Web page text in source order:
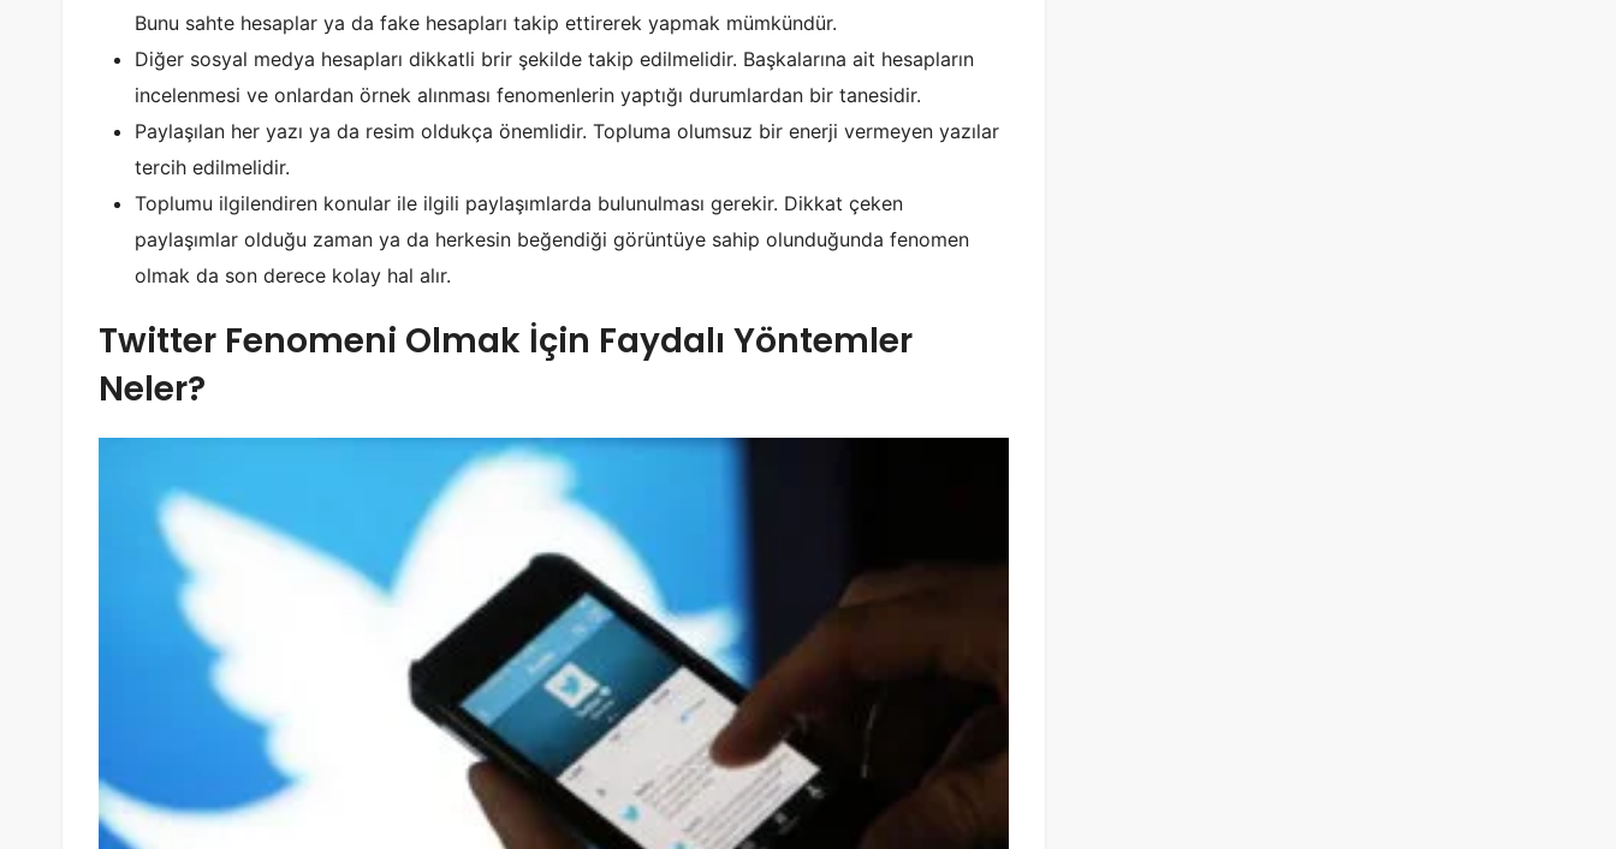
Bunu sahte hesaplar ya da fake hesapları takip ettirerek yapmak mümkündür.
Diğer sosyal medya hesapları dikkatli brir şekilde takip edilmelidir. Başkalarına ait hesapların
incelenmesi ve onlardan örnek alınması fenomenlerin yaptığı durumlardan bir tanesidir.
Paylaşılan her yazı ya da resim oldukça önemlidir. Topluma olumsuz bir enerji vermeyen yazılar
tercih edilmelidir.
Toplumu ilgilendiren konular ile ilgili paylaşımlarda bulunulması gerekir. Dikkat çeken
paylaşımlar olduğu zaman ya da herkesin beğendiği görüntüye sahip olunduğunda fenomen
olmak da son derece kolay hal alır.
Twitter Fenomeni Olmak İçin Faydalı Yöntemler
Neler?